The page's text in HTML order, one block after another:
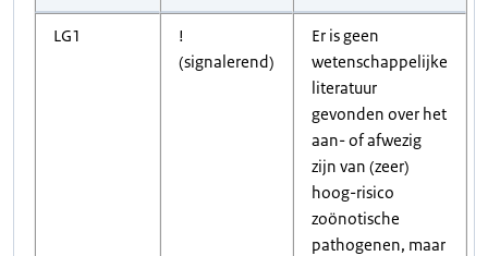
LG1
!
(signalerend)
Er is geen
wetenschappelijke
literatuur
gevonden over het
aan- of afwezig
zijn van (zeer)
hoog-risico
zoönotische
pathogenen, maar